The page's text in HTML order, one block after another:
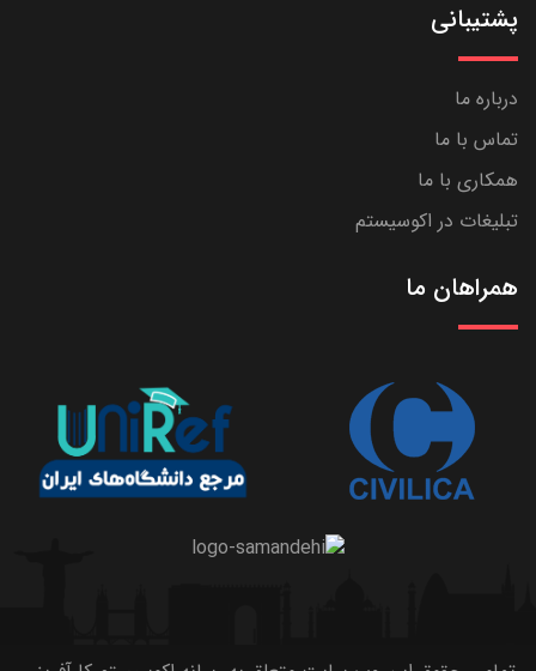
پشتیبانی
درباره ما
تماس با ما
همکاری با ما
تبلیغات در اکوسیستم
همراهان ما